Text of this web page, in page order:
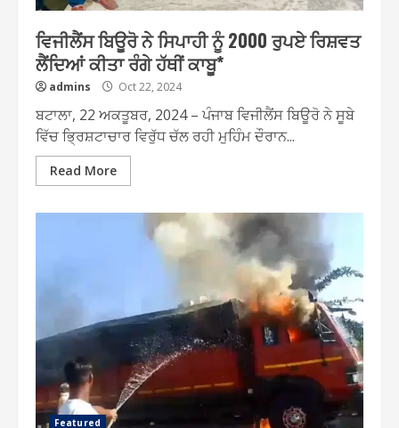
ਵਿਜੀਲੈਂਸ ਬਿਊਰੋ ਨੇ ਸਿਪਾਹੀ ਨੂੰ 2000 ਰੁਪਏ ਰਿਸ਼ਵਤ
ਲੈਂਦਿਆਂ ਕੀਤਾ ਰੰਗੇ ਹੱਥੀਂ ਕਾਬੂ*
admins Oct 22, 2024
ਬਟਾਲਾ, 22 ਅਕਤੂਬਰ, 2024 – ਪੰਜਾਬ ਵਿਜੀਲੈਂਸ ਬਿਊਰੋ ਨੇ ਸੂਬੇ
ਵਿੱਚ ਭ੍ਰਿਸ਼ਟਾਚਾਰ ਵਿਰੁੱਧ ਚੱਲ ਰਹੀ ਮੁਹਿੰਮ ਦੌਰਾਨ...
Read More
Featured